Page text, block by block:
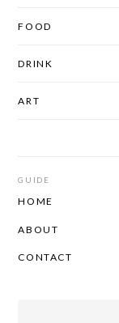
FOOD
DRINK
ART
GUIDE
HOME
ABOUT
CONTACT